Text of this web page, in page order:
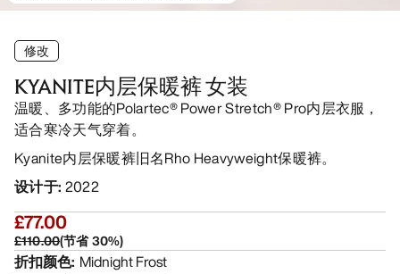
修改
KYANITE内层保暖裤 女装
温暖、多功能的Polartec® Power Stretch® Pro内层衣服，
适合寒冷天气穿着。
Kyanite内层保暖裤旧名Rho Heavyweight保暖裤。
设计于: 2022
£77.00
£110.00(节省30%)
折扣颜色: Midnight Frost